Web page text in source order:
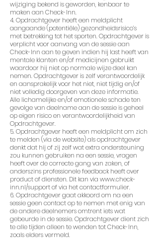
wijziging bekend is geworden, kenbaar te
maken aan Check-Inn.
4. Opdrachtgever heeft een meldplicht
aangaande (potentiële) gezondheidsrisico’s
met betrekking tot het sporten. Opdrachtgever is
verplicht voor aanvang van de sessie aan
Check-Inn aan te geven indien hij last heeft van
mentale klanten en/of medicijnen gebruikt
waardoor hij niet op normale wijze deel kan
nemen. Opdrachtgever is zelf verantwoordelijk
en aansprakelijk voor het niet, niet tijdig en/of
niet volledig doorgeven van deze informatie.
Alle lichamelijke en/of emotionele schade ten
gevolge van deelname aan de sessie is geheel
op eigen risico en verantwoordelijkheid van
Opdrachtgever.
5. Opdrachtgever heeft een meldplicht om zich
te melden (via de website) als opdrachtgever
denkt dat hij of zij zelf wat extra ondersteuning
zou kunnen gebruiken na een sessie, vragen
heeft over de correcte gang van zaken, of
anderszins professionele feedback heeft over
product of diensten. Dit kan via www.check-
inn.nl/supportof via het contactformulier.
6. Opdrachtgever gaat akkoord om na een
sessie geen contact op te nemen met enig van
de andere deelnemers omtrent iets wat
gebeurde in de sessie. Opdrachtgever dient zich
te alle tijden alleen te wenden tot Check-Inn,
zoals elders vermeld.